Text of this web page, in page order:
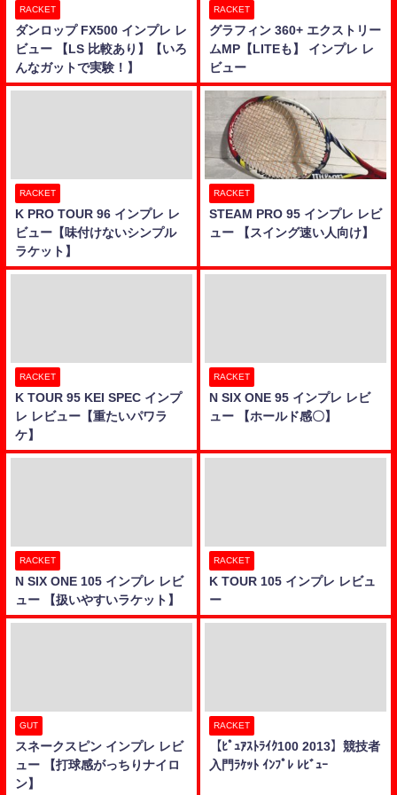
RACKET
ダンロップ FX500 インプレ レ
ビュー 【LS 比較あり】【いろ
んなガットで実験！】
RACKET
グラフィン 360+ エクストリー
ムMP【LITEも】 インプレ レ
ビュー
RACKET
K PRO TOUR 96 インプレ レ
ビュー【味付けないシンプル
ラケット】
RACKET
STEAM PRO 95 インプレ レビ
ュー 【スイング速い人向け】
RACKET
K TOUR 95 KEI SPEC インプ
レ レビュー【重たいパワラ
ケ】
RACKET
N SIX ONE 95 インプレ レビ
ュー 【ホールド感〇】
RACKET
N SIX ONE 105 インプレ レビ
ュー 【扱いやすいラケット】
RACKET
K TOUR 105 インプレ レビュ
ー
GUT
スネークスピン インプレ レビ
ュー 【打球感がっちりナイロ
ン】
RACKET
【ﾋﾟｭｱｽﾄﾗｲｸ100 2013】競技者
入門ﾗｹｯﾄ ｲﾝﾌﾟﾚ ﾚﾋﾞｭｰ